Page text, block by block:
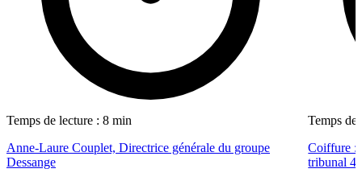
Temps de lecture : 8 min
Anne-Laure Couplet, Directrice générale du groupe
Dessange
Temps de
Coiffure :
tribunal